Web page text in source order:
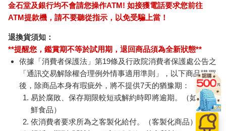
金石堂及銀行均不會請您操作ATM! 如接獲電話要求您前往
ATM提款機，請不要聽從指示，以免受騙上當！
退換貨須知：
**提醒您，鑑賞期不等於試用期，退回商品須為全新狀態**
依據「消費者保護法」第19條及行政院消費者保護處公告之
「通訊交易解除權合理例外情事適用準則」，以下商品購買
後，除商品本身有瑕疵外，將不提供7天的猶豫期：
易於腐敗、保存期限較短或解約時即將逾期。（如：生
鮮食品）
依消費者要求所為之客製化給付。（客製化商品）